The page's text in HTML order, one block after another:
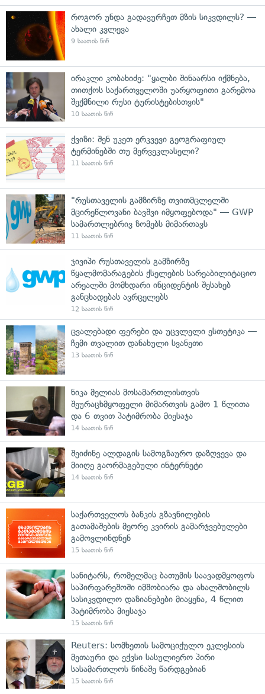
როგორ უნდა გადავურჩეთ მზის სიკვდილს? —
ახალი კვლევა
9 საათის წინ
ირაკლი კობახიძე: "ყალბი შინაარსი იქმნება,
თითქოს საქართველოში უარყოფითი გარემოა
შექმნილი რუსი ტურისტებისთვის"
10 საათის წინ
ქვიზი: შენ უკეთ ერკვევი გეოგრაფიულ
ტერმინებში თუ მერვეკლასელი?
11 საათის წინ
"რუსთაველის გამზირზე თვითმცლელში
მცირეწლოვანი ბავშვი იმყოფებოდა" — GWP
სამართლებრივ ზომებს მიმართავს
11 საათის წინ
ჯივიპი რუსთაველის გამზირზე
წყალმომარაგების ქსელების სარეაბილიტაციო
არეალში მომხდარი ინციდენტის შესახებ
განცხადებას ავრცელებს
12 საათის წინ
ცვალებადი ფერები და უცვლელი ესთეტიკა —
ჩემი თვალით დანახული სვანეთი
13 საათის წინ
ნიკა მელიას მოსამართლისთვის
შეურაცხმყოფელი მიმართვის გამო 1 წლითა
და 6 თვით პატიმრობა მიესაჯა
14 საათის წინ
შეიძინე ალდაგის სამოგზაურო დაზღვევა და
მიიღე გაორმაგებული ინტერნეტი
14 საათის წინ
საქართველოს ბანკის გზავნილების
გათამაშების მეორე კვირის გამარჯვებულები
გამოვლინდნენ
15 საათის წინ
სანიტარს, რომელმაც ბათუმის საავადმყოფოს
საპირფარეშოში იმშობიარა და ახალშობილს
სასიკვდილო დაზიანებები მიაყენა, 4 წლით
პატიმრობა მიესაჯა
15 საათის წინ
Reuters: სომხეთის სამოციქულო ეკლესიის
მეთაური და ექვსი სასულიერო პირი
სასამართლოს წინაშე წარდგებიან
15 საათის წინ